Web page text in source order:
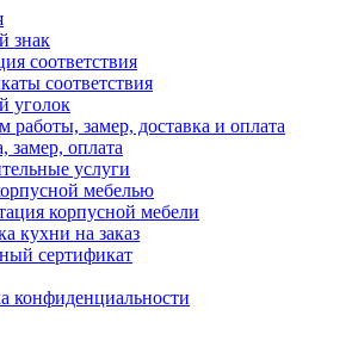
знак
соответствия
соответствия
уголок
работы, замер, доставка и оплата
замер, оплата
услуги
мебелью
корпусной мебели
кухни на заказ
сертификат
конфиденциальности